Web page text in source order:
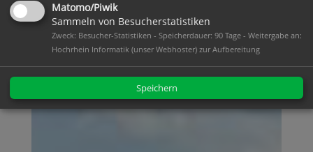
Matomo/Piwik
Sammeln von Besucherstatistiken
Zweck: Besucher-Statistiken - Speicherdauer: 90 Tage - Weitergabe an:
Hochrhein Informatik (unser Webhoster) zur Aufbereitung
Speichern